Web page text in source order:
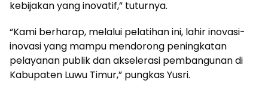
kebijakan yang inovatif,” tuturnya.
“Kami berharap, melalui pelatihan ini, lahir inovasi-
inovasi yang mampu mendorong peningkatan
pelayanan publik dan akselerasi pembangunan di
Kabupaten Luwu Timur,” pungkas Yusri.